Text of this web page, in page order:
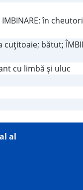
în
cuţitoaie; bătut;
cu limbă şi uluc
al